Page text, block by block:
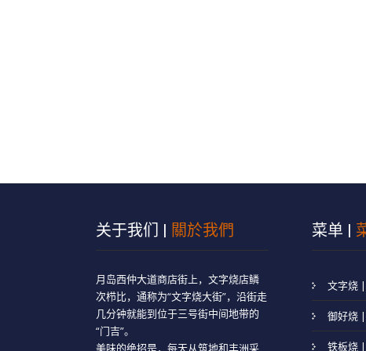
关于我们 | 關於我們
月岛西仲大道商店街上，文字烧店鳞
次栉比，通称为“文字烧大街”，沿街走
几分钟就能到位于三号街中间地带的
“门吉”。
美味的绝招是，每天从筑地和丰洲采
菜单 |
文字烧
御好烧
铁板烧